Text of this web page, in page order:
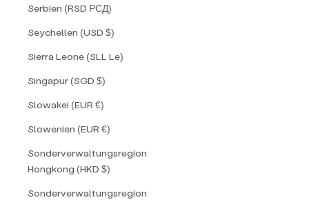
Serbien (RSD РСД)
Seychellen (USD $)
Sierra Leone (SLL Le)
Singapur (SGD $)
Slowakei (EUR €)
Slowenien (EUR €)
Sonderverwaltungsregion
Hongkong (HKD $)
Sonderverwaltungsregion